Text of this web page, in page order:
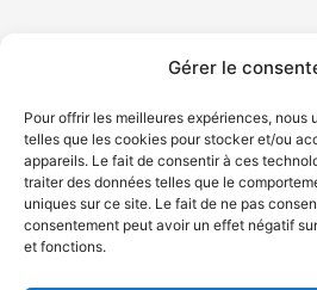
Gérer le
Pour offrir les meilleures expériences, nous
telles que les cookies pour stocker et/ou
appareils. Le fait de consentir à ces
traiter des données telles que le
uniques sur ce site. Le fait de ne pas
consentement peut avoir un effet négatif
et fonctions.